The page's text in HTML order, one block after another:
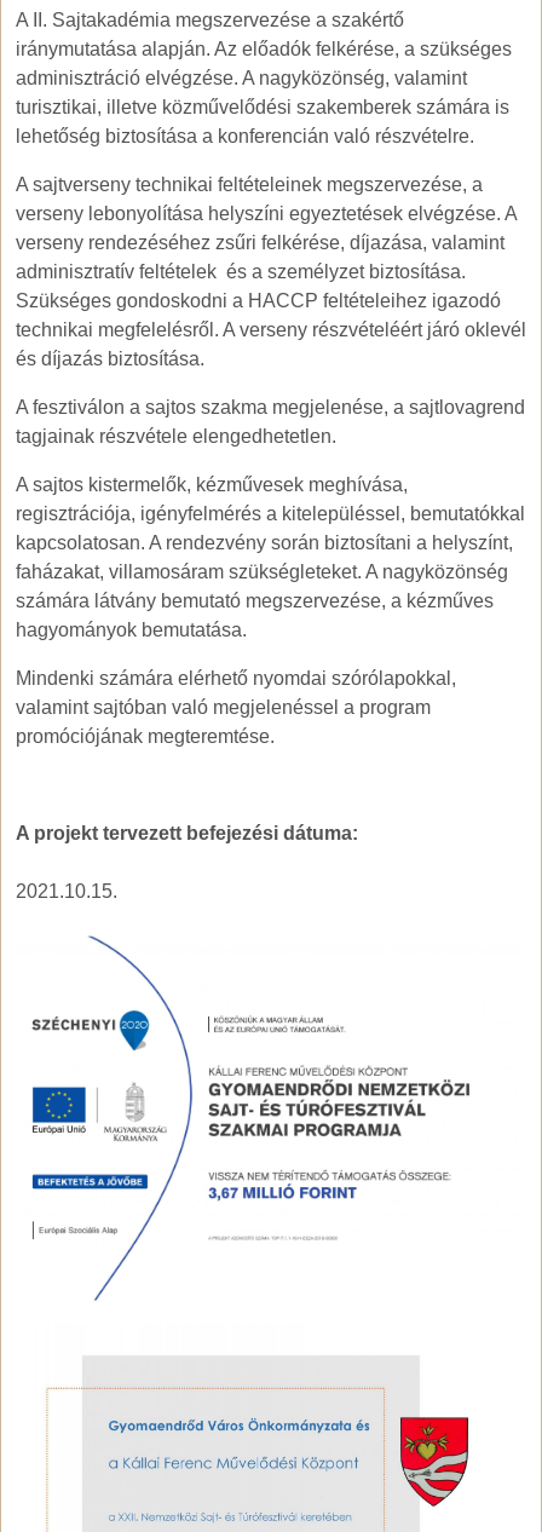
A II. Sajtakadémia megszervezése a szakértő
iránymutatása alapján. Az előadók felkérése, a szükséges
adminisztráció elvégzése. A nagyközönség, valamint
turisztikai, illetve közművelődési szakemberek számára is
lehetőség biztosítása a konferencián való részvételre.
A sajtverseny technikai feltételeinek megszervezése, a
verseny lebonyolítása helyszíni egyeztetések elvégzése. A
verseny rendezéséhez zsűri felkérése, díjazása, valamint
adminisztratív feltételek és a személyzet biztosítása.
Szükséges gondoskodni a HACCP feltételeihez igazodó
technikai megfelelésről. A verseny részvételéért járó oklevél
és díjazás biztosítása.
A fesztiválon a sajtos szakma megjelenése, a sajtlovagrend
tagjainak részvétele elengedhetetlen.
A sajtos kistermelők, kézművesek meghívása,
regisztrációja, igényfelmérés a kitelepüléssel, bemutatókkal
kapcsolatosan. A rendezvény során biztosítani a helyszínt,
faházakat, villamosáram szükségleteket. A nagyközönség
számára látvány bemutató megszervezése, a kézműves
hagyományok bemutatása.
Mindenki számára elérhető nyomdai szórólapokkal,
valamint sajtóban való megjelenéssel a program
promóciójának megteremtése.
A projekt tervezett befejezési dátuma:
2021.10.15.